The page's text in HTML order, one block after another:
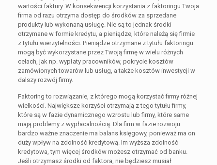
wartości faktury. W konsekwencji korzystania z faktoringu Twoja
firma od razu otrzyma dostęp do środków za sprzedane
produkty lub wykonaną usługę. Nie są to jednak środki
otrzymane w formie kredytu, a pieniądze, które należą się firmie
z tytułu wierzytelności. Pieniądze otrzymane z tytułu faktoringu
mogą być wykorzystane przez Twoją firmę w wielu różnych
celach, jak np. wypłaty pracowników, pokrycie kosztów
zamówionych towarów lub usług, a także kosztów inwestycji w
dalszy rozwój firmy.
Faktoring to rozwiązanie, z którego mogą korzystać firmy różnej
wielkości. Największe korzyści otrzymają z tego tytułu firmy,
które są w fazie dynamicznego wzrostu lub firmy, które same
mają problemy z wypłacalnością. Dla firm w fazie rozwoju
bardzo ważne znaczenie ma balans księgowy, ponieważ ma on
duży wpływ na zdolność kredytową. Im wyższa zdolność
kredytowa, tym więcej środków możesz otrzymać od banku.
Jeśli otrzymasz środki od faktora, nie będziesz musiał